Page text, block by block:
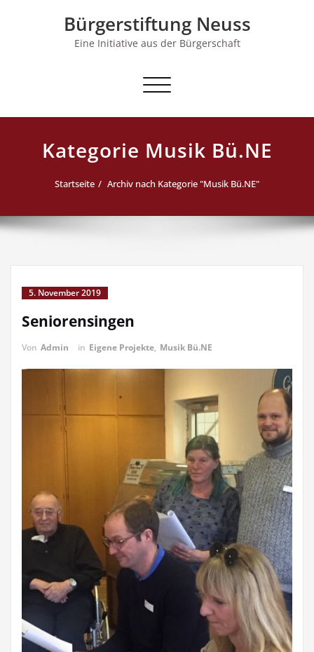
Bürgerstiftung Neuss
Eine Initiative aus der Bürgerschaft
Schalte Navigation
Kategorie Musik Bü.NE
Startseite Archiv nach Kategorie "Musik Bü.NE"
5. November 2019
Seniorensingen
Von Admin in Eigene Projekte, Musik Bü.NE